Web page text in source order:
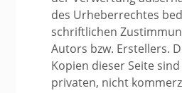
des Urheberrechtes
schriftlichen
Autors bzw. Erstellers.
Kopien dieser Seite
privaten, nicht